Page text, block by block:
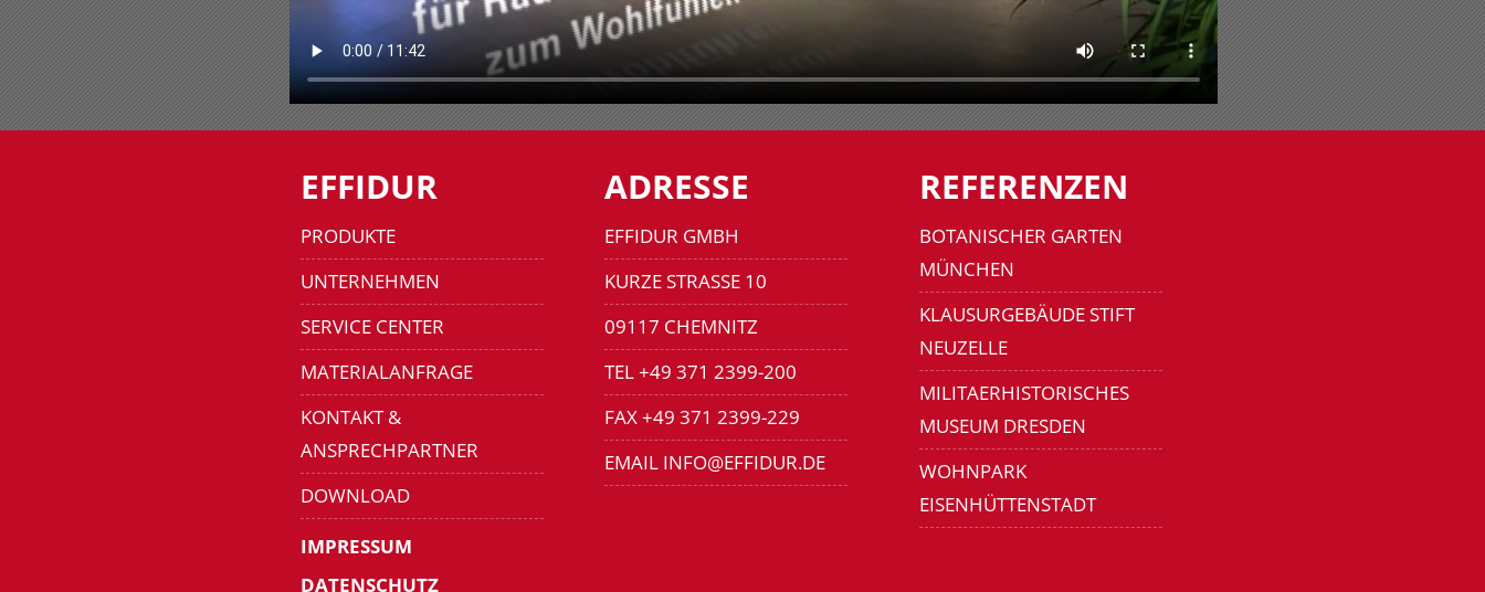
EFFIDUR
PRODUKTE
UNTERNEHMEN
SERVICE CENTER
MATERIALANFRAGE
KONTAKT &
ANSPRECHPARTNER
DOWNLOAD
IMPRESSUM
DATENSCHUTZ
ADRESSE
EFFIDUR GMBH
KURZE STRASSE 10
09117 CHEMNITZ
TEL +49 371 2399-200
FAX +49 371 2399-229
EMAIL INFO@EFFIDUR.DE
REFERENZEN
BOTANISCHER GARTEN
MÜNCHEN
KLAUSURGEBÄUDE STIFT
NEUZELLE
MILITAERHISTORISCHES
MUSEUM DRESDEN
WOHNPARK
EISENHÜTTENSTADT